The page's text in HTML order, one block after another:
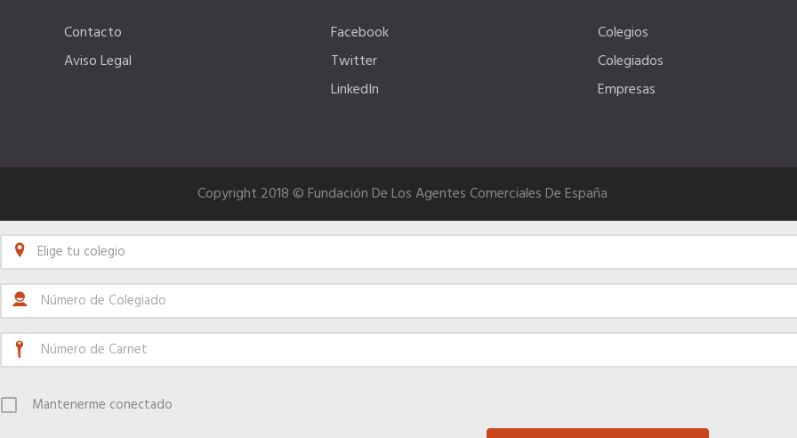
Contacto
Aviso Legal
Facebook
Twitter
LinkedIn
Colegios
Colegiados
Empresas
Copyright 2018 © Fundación De Los Agentes Comerciales De España
Elige tu colegio
Mantenerme conectado